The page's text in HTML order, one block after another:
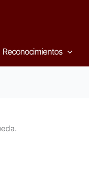
Reconocimientos